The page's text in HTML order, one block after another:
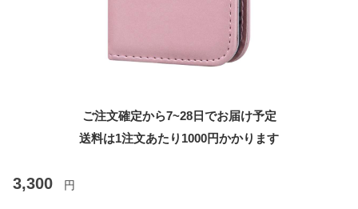
ご注文確定から7~28日でお届け予定
送料は1注文あたり 1000円かかります
3,300 円